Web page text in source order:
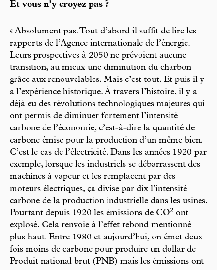
Et vous n’y croyez pas ?
« Absolument pas. Tout d’abord il suffit de lire les
rapports de l’Agence internationale de l’énergie.
Leurs prospectives à 2050 ne prévoient aucune
transition, au mieux une diminution du charbon
grâce aux renouvelables. Mais c’est tout. Et puis il y
a l’expérience historique. À travers l’histoire, il y a
déjà eu des révolutions technologiques majeures qui
ont permis de diminuer fortement l’intensité
carbone de l’économie, c’est-à-dire la quantité de
carbone émise pour la production d’un même bien.
C’est le cas de l’électricité. Dans les années 1920 par
exemple, lorsque les industriels se débarrassent des
machines à vapeur et les remplacent par des
moteurs électriques, ça divise par dix l’intensité
carbone de la production industrielle dans les usines.
Pourtant depuis 1920 les émissions de CO2 ont
explosé. Cela renvoie à l’effet rebond mentionné
plus haut. Entre 1980 et aujourd’hui, on émet deux
fois moins de carbone pour produire un dollar de
Produit national brut (PNB) mais les émissions ont